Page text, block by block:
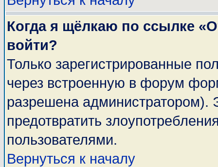
Когда я щёлкаю по ссылке
войти?
Только зарегистрированные
через встроенную в форум
разрешена администратором).
предотвратить
пользователями.
Вернуться к началу